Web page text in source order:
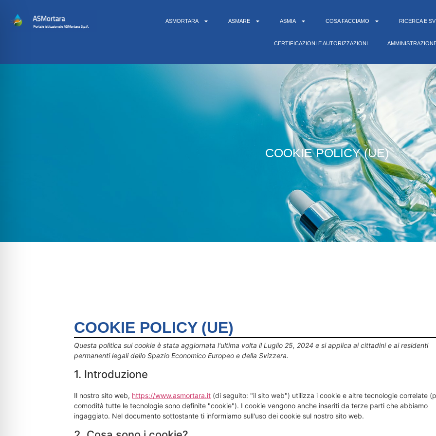
ASMORTARA ASMARE ASMIA COSA FACCIAMO RICERCA E
CERTIFICAZIONI E AUTORIZZAZIONI
COOKIE POLICY (UE)
COOKIE POLICY (UE)
Questa politica sui cookie è stata aggiornata l'ultima volta il Luglio 25, 2024 e si applica ai cittadini e ai residenti
permanenti legali dello Spazio Economico Europeo e della Svizzera.
1. Introduzione
Il nostro sito web, https://www.asmortara.it (di seguito: "il sito web") utilizza i cookie e altre tecnologie correlate
comodità tutte le tecnologie sono definite "cookie"). I cookie vengono anche inseriti da terze parti che abbiamo
ingaggiato. Nel documento sottostante ti informiamo sull'uso dei cookie sul nostro sito web.